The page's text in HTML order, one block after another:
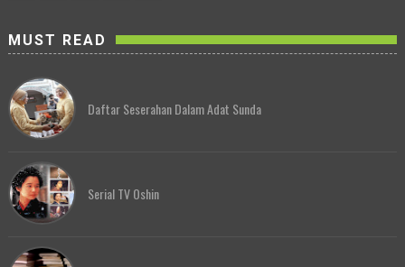
MUST READ
Daftar Seserahan Dalam Adat Sunda
Serial TV Oshin